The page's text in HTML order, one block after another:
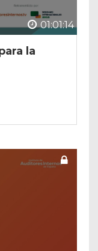
01:01:14
la